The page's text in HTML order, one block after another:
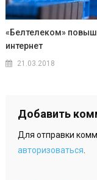
«Белтелеком»
интернет
21.03.2018
Добавить
Для отправки
авторизоваться